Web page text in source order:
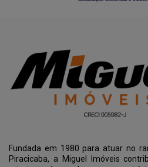
Fundada em 1980 para atuar no
Piracicaba, a Miguel Imóveis